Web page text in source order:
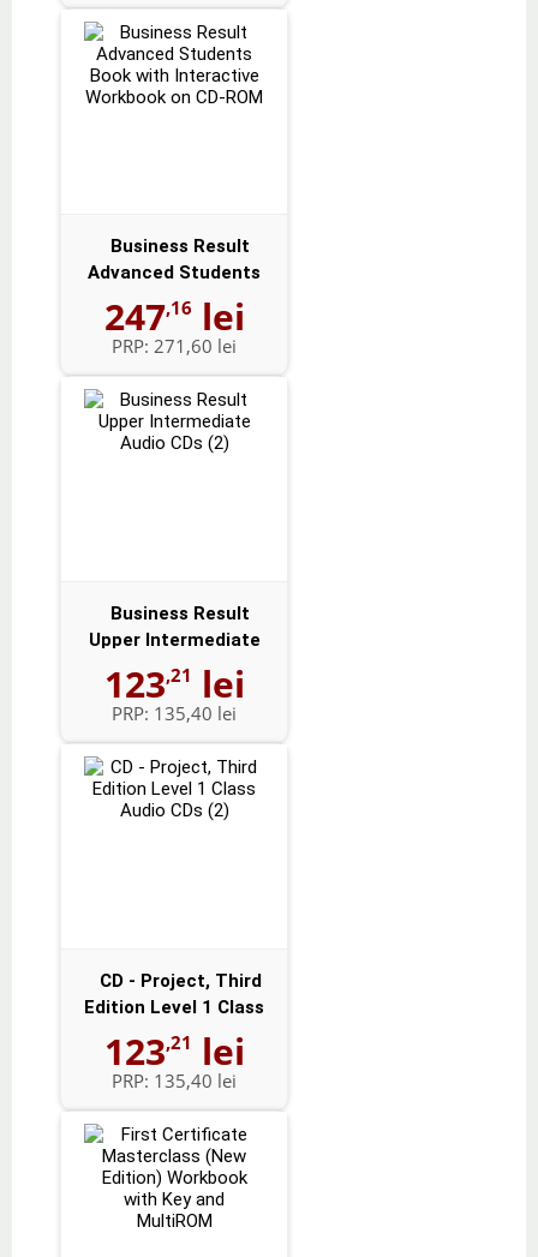
Business Result
Advanced Students
Book with Intera...
247,16 lei
PRP: 271,60 lei
Business Result
Upper Intermediate
Audio CDs (2)
123,21 lei
PRP: 135,40 lei
CD - Project, Third
Edition Level 1 Class
Audio CD...
123,21 lei
PRP: 135,40 lei